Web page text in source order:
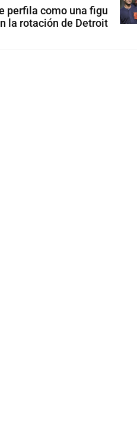
perfila como una figu
la rotación de Detroit